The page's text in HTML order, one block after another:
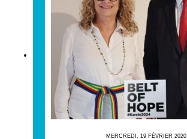
MERCREDI, 19 FÉVRIER 2020